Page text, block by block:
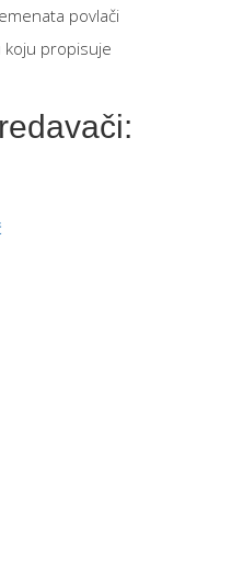
povlači
koju propisuje